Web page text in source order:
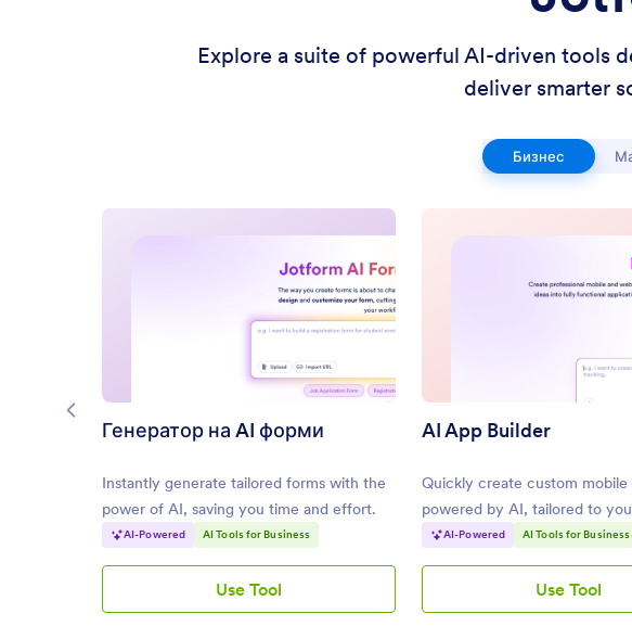
Explore a suite of powerful AI-driven tools
deliver smarter
Бизнес
Генератор на AI форми
Instantly generate tailored forms with the
power of AI, saving you time and effort.
AI-Powered AI Tools for Business
Use ToolГенератор
на
AI App Builder
Quickly create custom mobile
powered by AI, tailored to
needs.
AI-Powered AI Tools for Business
Use Tool
AI
App